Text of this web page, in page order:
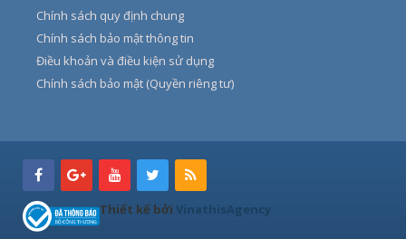
Chính sách quy định chung
Chính sách bảo mật thông tin
Điều khoản và điều kiện sử dụng
Chính sách bảo mật (Quyền riêng tư)
Thiết kế bởi VinathisAgency